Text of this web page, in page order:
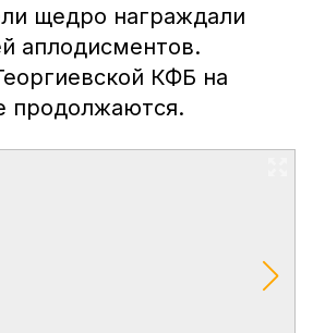
щедро награждали
аплодисментов.
КФБ на
продолжаются.